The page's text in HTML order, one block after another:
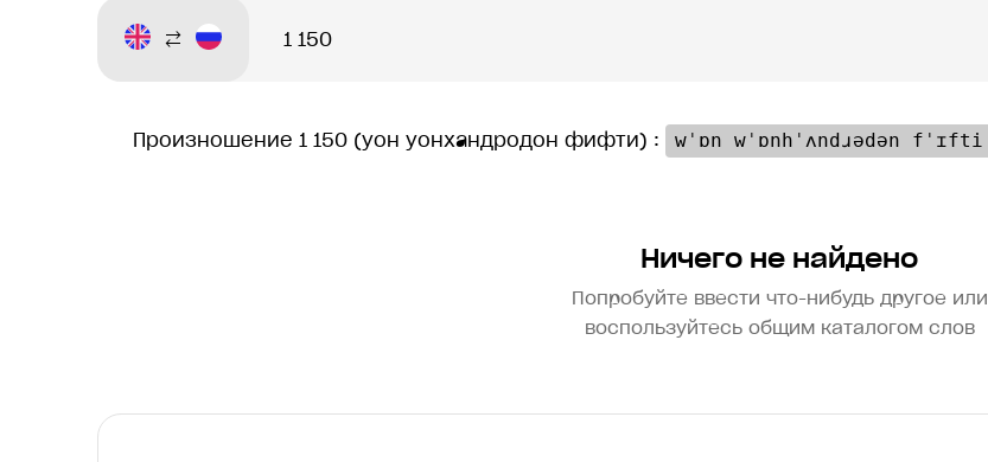
Произношение 1 150 (yон yонхандродон фифти) : wˈɒn wˈɒnhˈʌndɹədən fˈɪfti
Ничего не найдено
Попробуйте ввести что-нибудь другое или
воспользуйтесь общим каталогом слов